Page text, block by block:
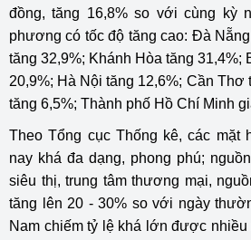
đồng, tăng 16,8% so với cùng kỳ
phương có tốc độ tăng cao: Đà
tăng 32,9%; Khánh Hòa tăng 31,4%;
20,9%; Hà Nội tăng 12,6%; Cần Thơ
tăng 6,5%; Thành phố Hồ Chí Minh
Theo Tổng cục Thống kê, các mặt
nay khá đa dạng, phong phú;
siêu thị, trung tâm thương mại,
tăng lên 20 - 30% so với ngày
Nam chiếm tỷ lệ khá lớn được